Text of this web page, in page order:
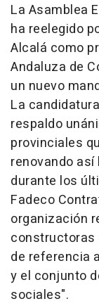
La Asamblea
ha reelegido
Alcalá como
Andaluza de
un nuevo
La
respaldo
provinciales
renovando
durante los
Fadeco
organización
constructoras
de referencia
y el conjunto
sociales".